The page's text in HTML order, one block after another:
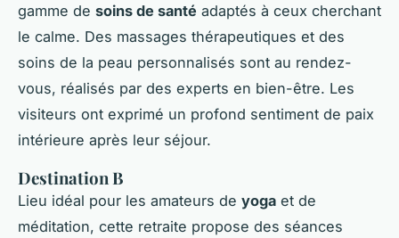
gamme de soins de santé adaptés à ceux cherchant
le calme. Des massages thérapeutiques et des
soins de la peau personnalisés sont au rendez-
vous, réalisés par des experts en bien-être. Les
visiteurs ont exprimé un profond sentiment de paix
intérieure après leur séjour.
Destination B
Lieu idéal pour les amateurs de yoga et de
méditation, cette retraite propose des séances